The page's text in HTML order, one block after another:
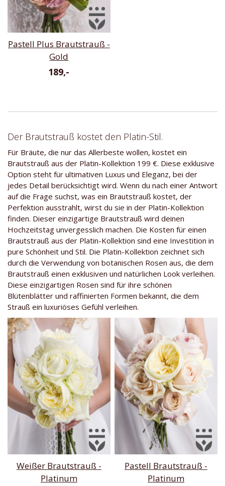
Pastell Plus Brautstrauß -
Gold
189,-
Der Brautstrauß kostet den Platin-Stil.
Für Bräute, die nur das Allerbeste wollen, kostet ein
Brautstrauß aus der Platin-Kollektion 199 €. Diese exklusive
Option steht für ultimativen Luxus und Eleganz, bei der
jedes Detail berücksichtigt wird. Wenn du nach einer Antwort
auf die Frage suchst, was ein Brautstrauß kostet, der
Perfektion ausstrahlt, wirst du sie in der Platin-Kollektion
finden. Dieser einzigartige Brautstrauß wird deinen
Hochzeitstag unvergesslich machen. Die Kosten für einen
Brautstrauß aus der Platin-Kollektion sind eine Investition in
pure Schönheit und Stil. Die Platin-Kollektion zeichnet sich
durch die Verwendung von botanischen Rosen aus, die dem
Brautstrauß einen exklusiven und natürlichen Look verleihen.
Diese einzigartigen Rosen sind für ihre schönen
Blütenblätter und raffinierten Formen bekannt, die dem
Strauß ein luxuriöses Gefühl verleihen.
Weißer Brautstrauß -
Platinum
Pastell Brautstrauß -
Platinum